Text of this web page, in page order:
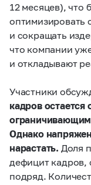
12 месяцев), что
оптимизировать
и сокращать
что компании
и откладывают
Участники
кадров
Однако
нарастать. Доля
дефицит кадров,
подряд.